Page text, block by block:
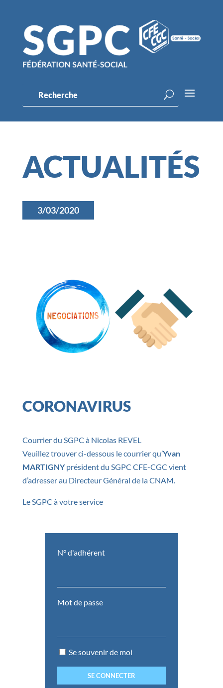
ACTUALITÉS
3/03/2020
CORONAVIRUS
Courrier du SGPC à Nicolas REVEL
Veuillez trouver ci-dessous le courrier qu’Yvan
MARTIGNYprésident du SGPC CFE-CGC vient
d’adresser au Directeur Général de la CNAM.
Le SGPC à votre service
N° d'adhérent
Mot de passe
Se souvenir de moi